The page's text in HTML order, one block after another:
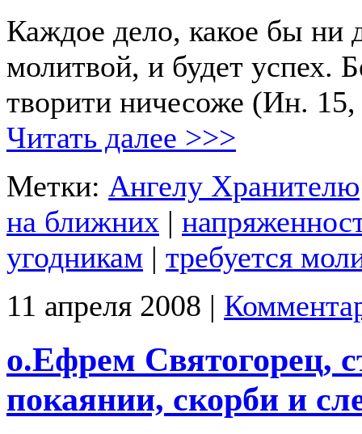
Каждое дело, какое бы ни
молитвой, и будет успех.
творити ничесоже (Ин.
Читать далее >>>
Метки: Ангелу Хранителю
на ближних |
угодникам | требуется
11 апреля 2008 |
о.Ефрем Святогорец,
покаянии, скорби и